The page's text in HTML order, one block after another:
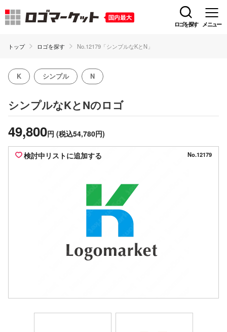
ロゴを探す メニュー
トップ ロゴを探す No.12179「シンプルなKとN」
K シンプル N
シンプルなKとNのロゴ
49,800円 (税込54,780円)
検討中リストに追加する No.12179